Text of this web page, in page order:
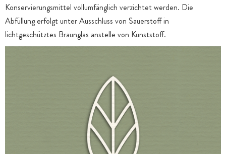
Konservierungsmittel vollumfänglich verzichtet werden. Die
Abfüllung erfolgt unter Ausschluss von Sauerstoff in
lichtgeschütztes Braunglas anstelle von Kunststoff.